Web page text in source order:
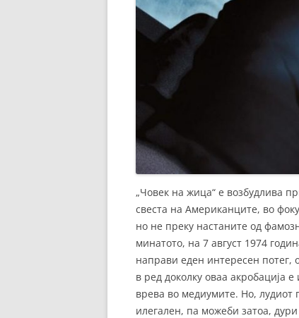
„Човек на жица“ е возбудлива
свеста на Американците, во
но не преку настаните од
минатото, на 7 август 1974
направи еден интересен потег,
в ред доколку оваа акробација
врева во медиумите. Но, лудиот
илегален, па можеби затоа,